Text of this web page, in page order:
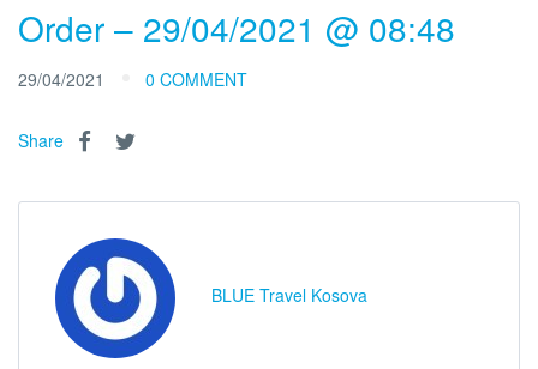
Order – 29/04/2021 @ 08:48
29/04/2021 0 COMMENT
Share
BLUE Travel Kosova